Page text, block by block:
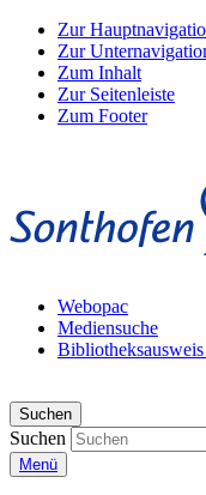
Zur
Zur
Zum Inhalt
Zur Seitenleiste
Zum Footer
Webopac
Mediensuche
Bibliotheksausweis
Suchen
Suchen
Menü